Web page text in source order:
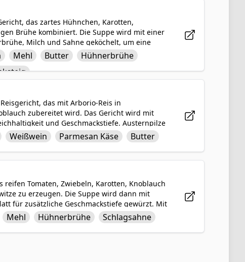
das zartes Hühnchen, Karotten,
Brühe kombiniert. Die Suppe wird mit einer
Milch und Sahne geköchelt, um eine
für zusätzliche Geschmackstiefe, wird diese
einer traditionellen Hühnertopf-pastete
eine köstliche Variante eines klassischen
Mehl Butter
Hühnerbrühe
das mit Arborio-Reis in
zubereitet wird. Das Gericht wird mit
und Geschmackstiefe. Austernpilze
abgerundet mit einer Prise Salz und Pfeffer
Möglichkeit, die zarten Aromen von
Weißwein Parmesan Käse
Butter
Tomaten, Zwiebeln, Karotten, Knoblauch
zu erzeugen. Die Suppe wird dann mit
für zusätzliche Geschmackstiefe gewürzt. Mit
und befriedigendes Gericht, das perfekt
oder mit einem knusprigen Brot oder
klassische und zeitlose Suppe, die sicherlich
Mehl Hühnerbrühe
Schlagsahne